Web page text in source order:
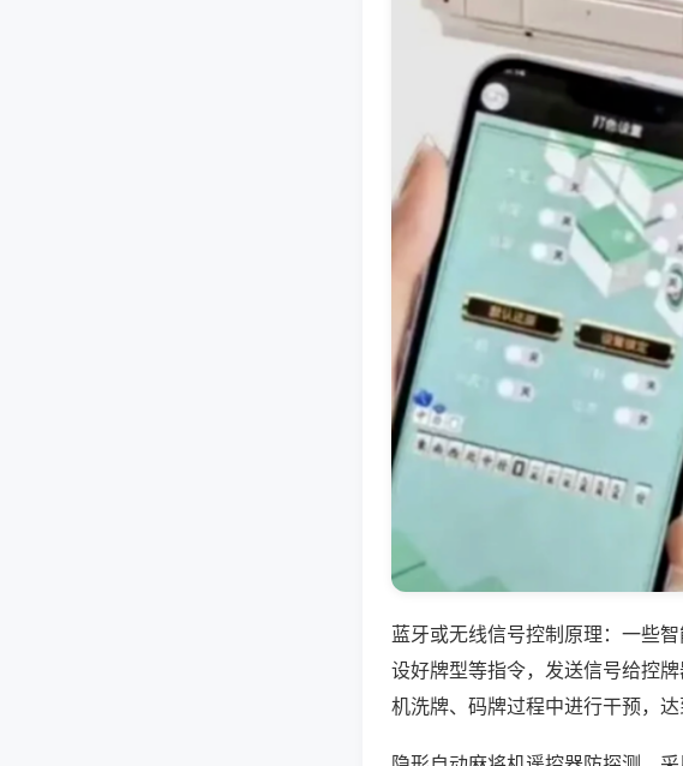
蓝牙或无线信号控制原理：一些
设好牌型等指令，发送信号给控
机洗牌、码牌过程中进行干预，达